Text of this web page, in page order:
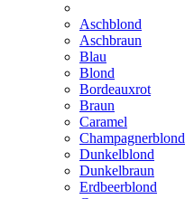
Aschblond
Aschbraun
Blau
Blond
Bordeauxrot
Braun
Caramel
Champagnerblond
Dunkelblond
Dunkelbraun
Erdbeerblond